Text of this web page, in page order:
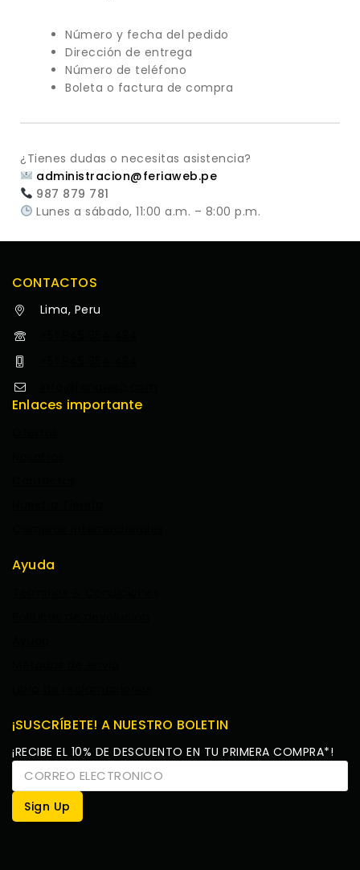
Número y fecha del pedido
Dirección de entrega
Número de teléfono
Boleta o factura de compra
¿Tienes dudas o necesitas asistencia?
administracion@feriaweb.pe
987 879 781
Lunes a sábado, 11:00 a.m. – 8:00 p.m.
CONTACTOS
Lima, Peru
Enlaces importante
Ayuda
¡SUSCRÍBETE! A NUESTRO BOLETIN
¡RECIBE EL 10% DE DESCUENTO EN TU PRIMERA COMPRA*!